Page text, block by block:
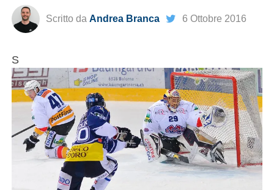
Scritto da Andrea Branca 6 Ottobre 2016
S